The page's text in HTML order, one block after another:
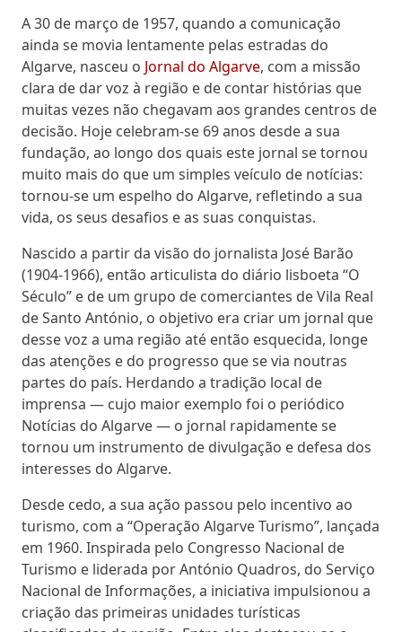
A 30 de março de 1957, quando a comunicação
ainda se movia lentamente pelas estradas do
Algarve, nasceu o Jornal do Algarve, com a missão
clara de dar voz à região e de contar histórias que
muitas vezes não chegavam aos grandes centros de
decisão. Hoje celebram-se 69 anos desde a sua
fundação, ao longo dos quais este jornal se tornou
muito mais do que um simples veículo de notícias:
tornou-se um espelho do Algarve, refletindo a sua
vida, os seus desafios e as suas conquistas.
Nascido a partir da visão do jornalista José Barão
(1904-1966), então articulista do diário lisboeta “O
Século” e de um grupo de comerciantes de Vila Real
de Santo António, o objetivo era criar um jornal que
desse voz a uma região até então esquecida, longe
das atenções e do progresso que se via noutras
partes do país. Herdando a tradição local de
imprensa — cujo maior exemplo foi o periódico
Notícias do Algarve — o jornal rapidamente se
tornou um instrumento de divulgação e defesa dos
interesses do Algarve.
Desde cedo, a sua ação passou pelo incentivo ao
turismo, com a “Operação Algarve Turismo”, lançada
em 1960. Inspirada pelo Congresso Nacional de
Turismo e liderada por António Quadros, do Serviço
Nacional de Informações, a iniciativa impulsionou a
criação das primeiras unidades turísticas